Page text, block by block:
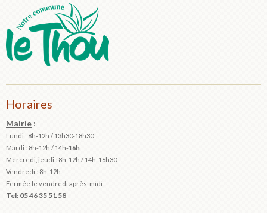
Horaires
Mairie :
Lundi : 8h-12h / 13h30-18h30
Mardi : 8h-12h / 14h-16h
Mercredi, jeudi : 8h-12h / 14h-16h30
Vendredi : 8h-12h
Fermée le vendredi après-midi
Tel: 05 46 35 51 58